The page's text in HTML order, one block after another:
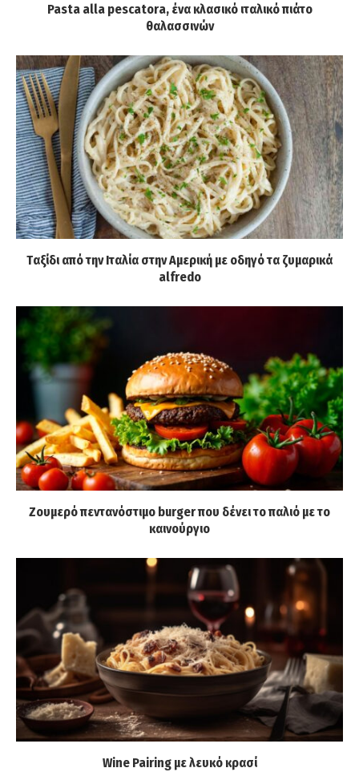
Pasta alla pescatora, ένα κλασικό ιταλικό πιάτο
θαλασσινών
Tαξίδι από την Ιταλία στην Αμερική με οδηγό τα ζυμαρικά
alfredo
Ζουμερό πεντανόστιμο burger που δένει το παλιό με το
καινούργιο
Wine Pairing με λευκό κρασί